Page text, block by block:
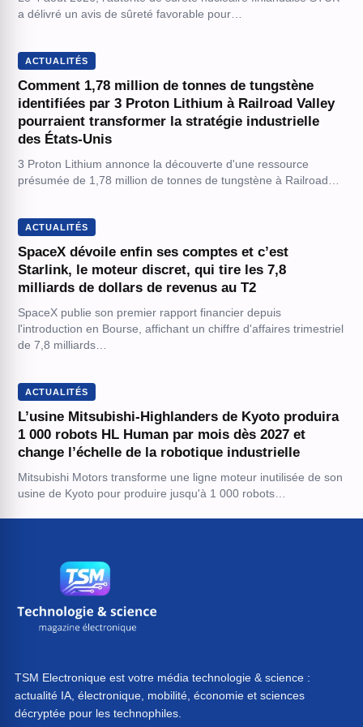
a délivré un avis de sûreté favorable pour…
ACTUALITÉS
Comment 1,78 million de tonnes de tungstène
identifiées par 3 Proton Lithium à Railroad Valley
pourraient transformer la stratégie industrielle
des États-Unis
3 Proton Lithium annonce la découverte d'une ressource
présumée de 1,78 million de tonnes de tungstène à Railroad…
ACTUALITÉS
SpaceX dévoile enfin ses comptes et c’est
Starlink, le moteur discret, qui tire les 7,8
milliards de dollars de revenus au T2
SpaceX publie son premier rapport financier depuis
l'introduction en Bourse, affichant un chiffre d'affaires trimestriel
de 7,8 milliards…
ACTUALITÉS
L’usine Mitsubishi-Highlanders de Kyoto produira
1 000 robots HL Human par mois dès 2027 et
change l’échelle de la robotique industrielle
Mitsubishi Motors transforme une ligne moteur inutilisée de son
usine de Kyoto pour produire jusqu'à 1 000 robots…
TSM Electronique est votre média technologie & science :
actualité IA, électronique, mobilité, économie et sciences
décryptée pour les technophiles.